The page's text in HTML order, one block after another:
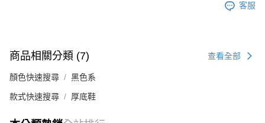
客服
商品相關分類 (7) 查看全部
顏色快速搜尋 黑色系
款式快速搜尋 厚底鞋